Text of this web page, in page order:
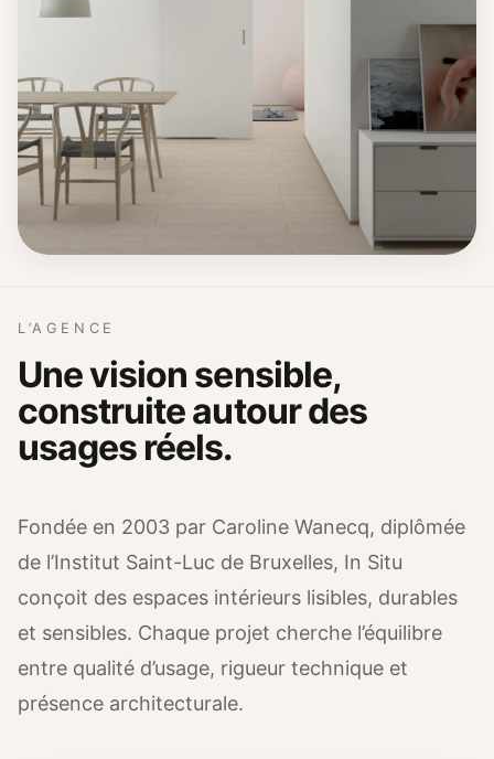
L’AGENCE
Une vision sensible,
construite autour des
usages réels.
Fondée en 2003 par Caroline Wanecq, diplômée
de l’Institut Saint-Luc de Bruxelles, In Situ
conçoit des espaces intérieurs lisibles, durables
et sensibles. Chaque projet cherche l’équilibre
entre qualité d’usage, rigueur technique et
présence architecturale.